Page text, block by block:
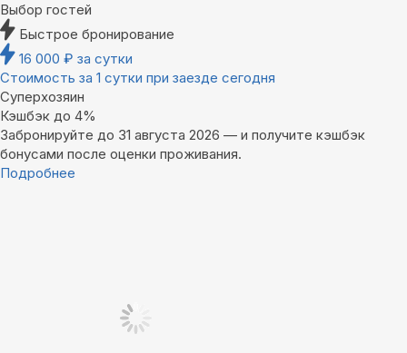
Выбор гостей
Быстрое бронирование
16 000 ₽ за сутки
Стоимость за 1 сутки при заезде сегодня
Суперхозяин
Кэшбэк до 4%
Забронируйте до 31 августа 2026 — и получите кэшбэк
бонусами после оценки проживания.
Подробнее